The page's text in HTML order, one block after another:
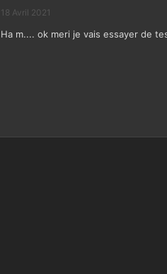
18 Avril 2021
Ha m.... ok meri je vais essayer de